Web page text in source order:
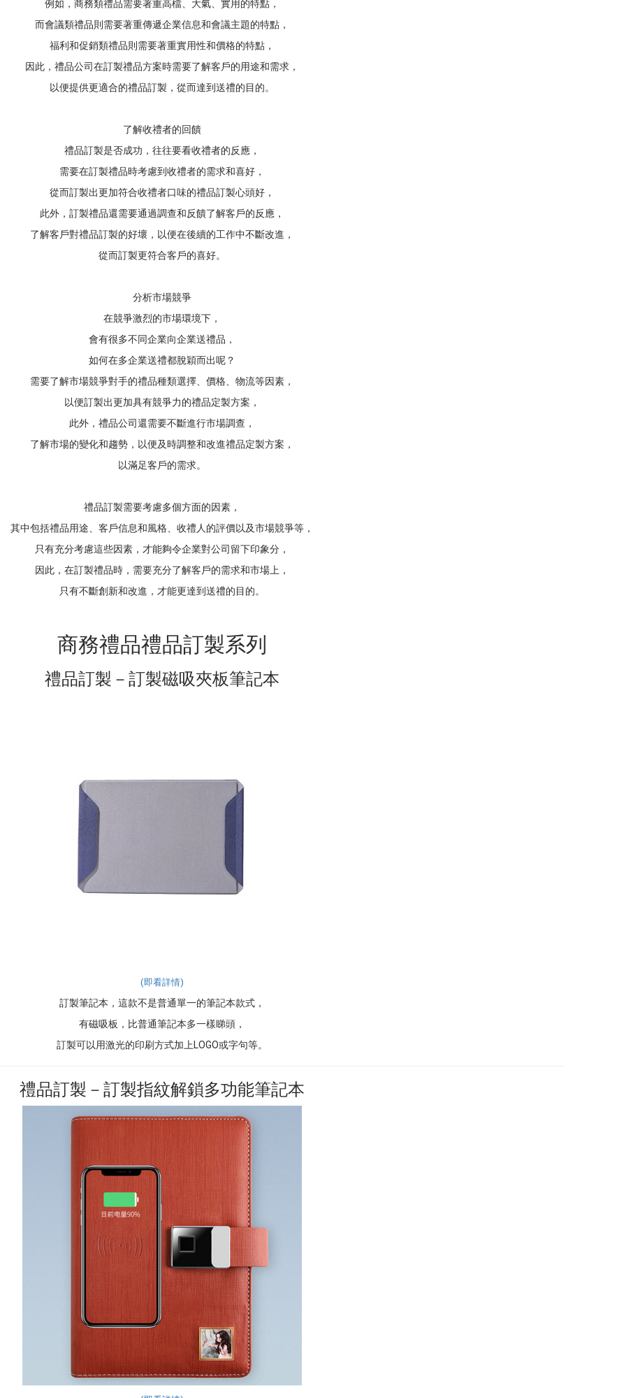
例如，商務類禮品需要著重高檔、大氣、實用的特點，
而會議類禮品則需要著重傳遞企業信息和會議主題的特點，
福利和促銷類禮品則需要著重實用性和價格的特點，
因此，禮品公司在訂製禮品方案時需要了解客戶的用途和需求，
以便提供更適合的禮品訂製，從而達到送禮的目的。
了解收禮者的回饋
禮品訂製是否成功，往往要看收禮者的反應，
需要在訂製禮品時考慮到收禮者的需求和喜好，
從而訂製出更加符合收禮者口味的禮品訂製心頭好，
此外，訂製禮品還需要通過調查和反饋了解客戶的反應，
了解客戶對禮品訂製的好壞，以便在後續的工作中不斷改進，
從而訂製更符合客戶的喜好。
分析市場競爭
在競爭激烈的市場環境下，
會有很多不同企業向企業送禮品，
如何在多企業送禮都脫穎而出呢？
需要了解市場競爭對手的禮品種類選擇、價格、物流等因素，
以便訂製出更加具有競爭力的禮品定製方案，
此外，禮品公司還需要不斷進行市場調查，
了解市場的變化和趨勢，以便及時調整和改進禮品定製方案，
以滿足客戶的需求。
禮品訂製需要考慮多個方面的因素，
其中包括禮品用途、客戶信息和風格、收禮人的評價以及市場競爭等，
只有充分考慮這些因素，才能夠令企業對公司留下印象分，
因此，在訂製禮品時，需要充分了解客戶的需求和市場上，
只有不斷創新和改進，才能更達到送禮的目的。
商務禮品禮品訂製系列
禮品訂製－訂製磁吸夾板筆記本
(即看詳情)
訂製筆記本，這款不是普通單一的筆記本款式，
有磁吸板，比普通筆記本多一樣睇頭，
訂製可以用激光的印刷方式加上LOGO或字句等。
禮品訂製－訂製指紋解鎖多功能筆記本